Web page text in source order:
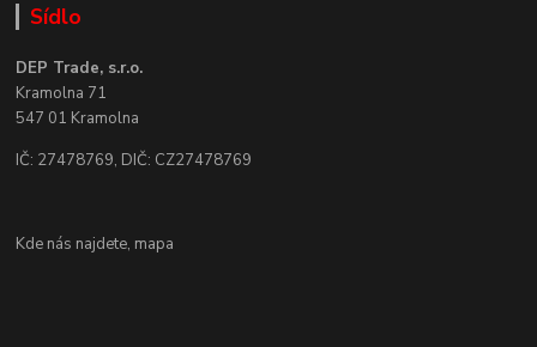
Sídlo
DEP Trade, s.r.o.
Kramolna 71
547 01 Kramolna
IČ: 27478769, DIČ: CZ27478769
Kde nás najdete, mapa